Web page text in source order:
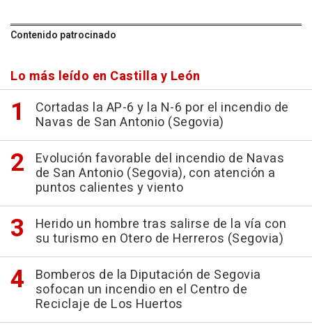
Contenido patrocinado
Lo más leído en Castilla y León
Cortadas la AP-6 y la N-6 por el incendio de
Navas de San Antonio (Segovia)
Evolución favorable del incendio de Navas
de San Antonio (Segovia), con atención a
puntos calientes y viento
Herido un hombre tras salirse de la vía con
su turismo en Otero de Herreros (Segovia)
Bomberos de la Diputación de Segovia
sofocan un incendio en el Centro de
Reciclaje de Los Huertos